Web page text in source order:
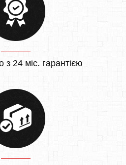
24 міс. гарантією